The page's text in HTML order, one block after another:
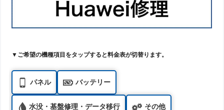
▼ご希望の機種項目をタップすると料金表が切替ります。
パネル バッテリー
水没・基盤修理・データ移行 その他